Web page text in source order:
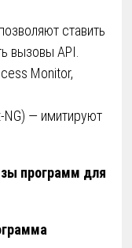
ставить
вызовы API.
Monitor,
NG) — имитируют
программ для